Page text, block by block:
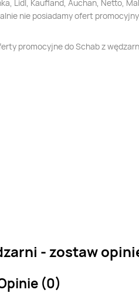
Lidl, Kaufland, Auchan, Netto,
nie posiadamy ofert
promocyjne do Schab z
- zostaw
(0)